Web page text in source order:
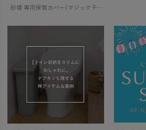
砂場 専用保管カバー(マジックテープタイプ) ご好評いただいていた【ララサーブル】砂場専用保管カバーが、このたび新登場！ よりお求めやすい価格でご用意しました。 ✨ 新モデルは片面マジックテープ仕様 お好み […]